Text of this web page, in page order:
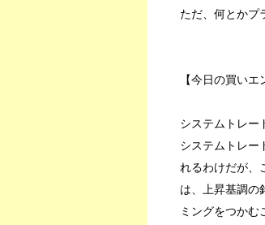
ただ、何とかプ
【今日の買いエ
システムトレー
システムトレー
れるわけだが、
は、上昇基調の
ミングをつかむ